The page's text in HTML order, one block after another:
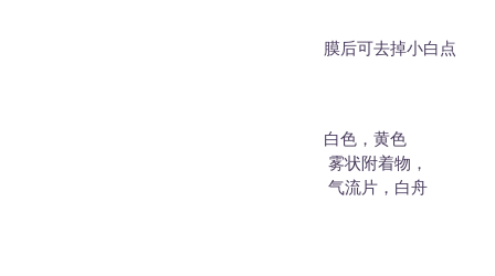
膜后可去掉小白点
白色，黄色
雾状附着物，
气流片，白舟